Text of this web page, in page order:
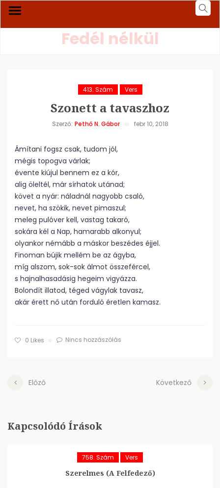
Fedél nélkül
413. Szám Vers
Szonett a tavaszhoz
Szerző: Pethő N. Gábor febr 10, 2018
Ámítani fogsz csak, tudom jól,
mégis topogva várlak;
évente kiújul bennem ez a kór,
alig öleltél, már sírhatok utánad;
követ a nyár: náladnál nagyobb csaló,
nevet, ha szökik, nevet pimaszul;
meleg pulóver kell, vastag takaró,
sokára kél a Nap, hamarabb alkonyul;
olyankor némább a máskor beszédes éjjel.
Finoman bújik mellém be az ágyba,
míg alszom, sok-sok álmot összefércel,
s hajnalhasadásig hegeim vigyázza.
Bolondít illatod, téged vágylak tavasz,
akár érett nő után forduló éretlen kamasz.
0 Likes Nincs hozzászólás
Előző Következő
Kapcsolódó Írások
758. Szám Vers
Szerelmes (A Felfedező)